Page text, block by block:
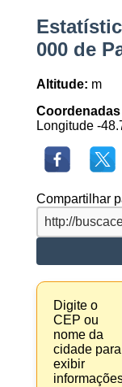
000 de
Altitude: m
Longitude -
Compartilhar
Digite o
CEP ou
nome da
cidade para
exibir